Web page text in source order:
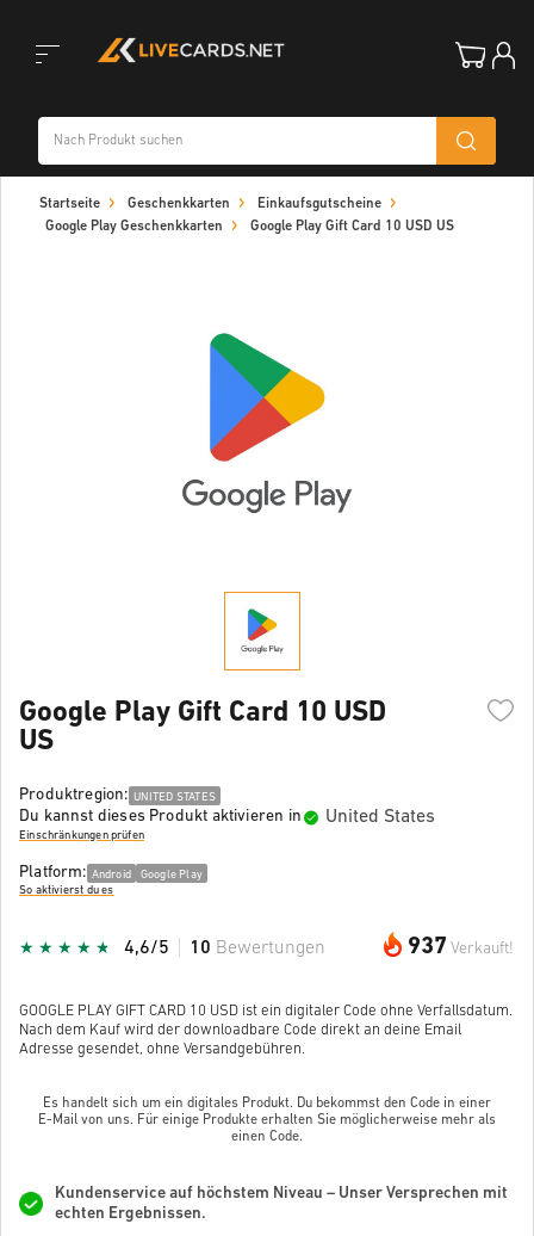
navigation
Startseite Geschenkkarten
Einkaufsgutscheine
Google Play Geschenkkarten
Google Play Gift Card 10 USD US
Google Play Gift Card 10 USD
US
Produktregion: UNITED STATES
Du kannst dieses Produkt aktivieren in United States
Einschränkungen prüfen
Platform: Android
Google Play
So aktivierst du es
937 Verkauft!
4,6/5 10 Bewertungen
GOOGLE PLAY GIFT CARD 10 USD ist ein digitaler Code ohne Verfallsdatum.
Nach dem Kauf wird der downloadbare Code direkt an deine Email
Adresse gesendet, ohne Versandgebühren.
Es handelt sich um ein digitales Produkt. Du bekommst den Code in einer
E-Mail von uns. Für einige Produkte erhalten Sie möglicherweise mehr als
einen Code.
Kundenservice auf höchstem Niveau – Unser Versprechen mit
echten Ergebnissen.